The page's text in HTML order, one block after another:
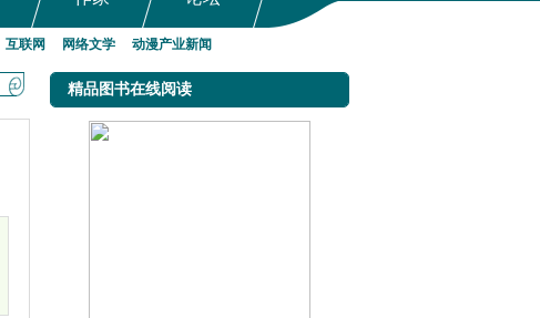
互联网 网络文学 动漫产业新闻
精品图书在线阅读